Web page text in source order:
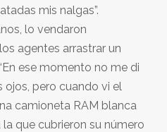
mis nalgas”.
lo vendaron
agentes arrastrar un
ese momento no me di
ojos, pero cuando vi el
camioneta RAM blanca
que cubrieron su número